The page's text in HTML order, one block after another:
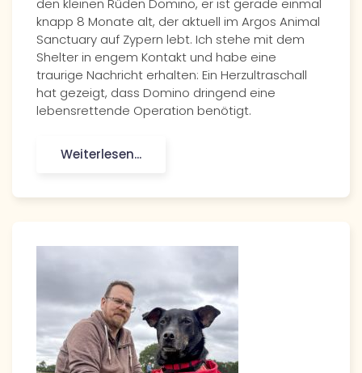
den kleinen Rüden Domino, er ist gerade einmal
knapp 8 Monate alt, der aktuell im Argos Animal
Sanctuary auf Zypern lebt. Ich stehe mit dem
Shelter in engem Kontakt und habe eine
traurige Nachricht erhalten: Ein Herzultraschall
hat gezeigt, dass Domino dringend eine
lebensrettende Operation benötigt.
Weiterlesen...